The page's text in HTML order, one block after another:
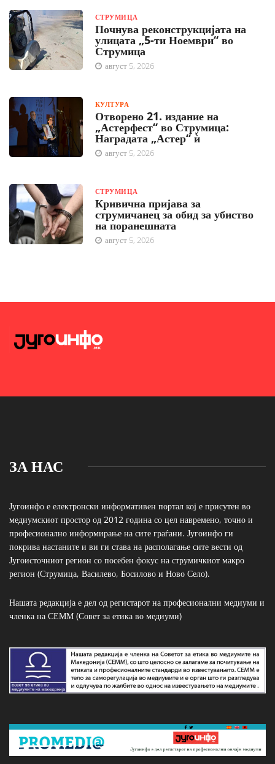
СТРУМИЦА
Почнува реконструкцијата на
улицата „5-ти Ноември“ во
Струмица
август 5, 2026
КУЛТУРА
Отворено 21. издание на
„Астерфест“ во Струмица:
Наградата „Астер“ ѝ
август 5, 2026
СТРУМИЦА
Кривична пријава за
струмичанец за обид за убиство
на поранешната
август 5, 2026
ЗА НАС
Југоинфо е електронски информативен портал кој е присутен во
медиумскиот простор од 2012 година со цел навремено, точно и
професионално информирање на сите граѓани. Југоинфо ги
покрива настаните и ви ги става на располагање сите вести од
Југоисточниот регион со посебен фокус на струмичкиот макро
регион (Струмица, Василево, Босилово и Ново Село).
Нашата редакција е дел од регистарот на професионални медиуми и
членка на СЕММ (Совет за етика во медиуми)